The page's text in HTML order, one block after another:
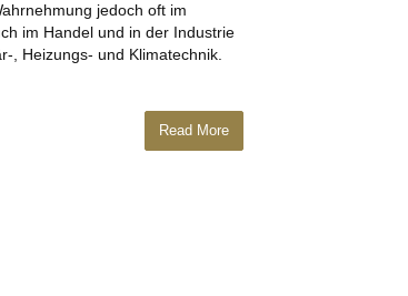
jedoch oft im
im Handel und in der Industrie
, Heizungs- und Klimatechnik.
Read More